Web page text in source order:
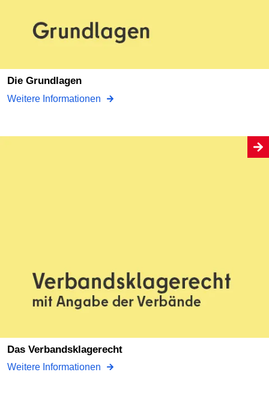
Die Grundlagen
Weitere Informationen
Das Verbandsklagerecht
Weitere Informationen